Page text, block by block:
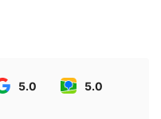
5.0 5.0